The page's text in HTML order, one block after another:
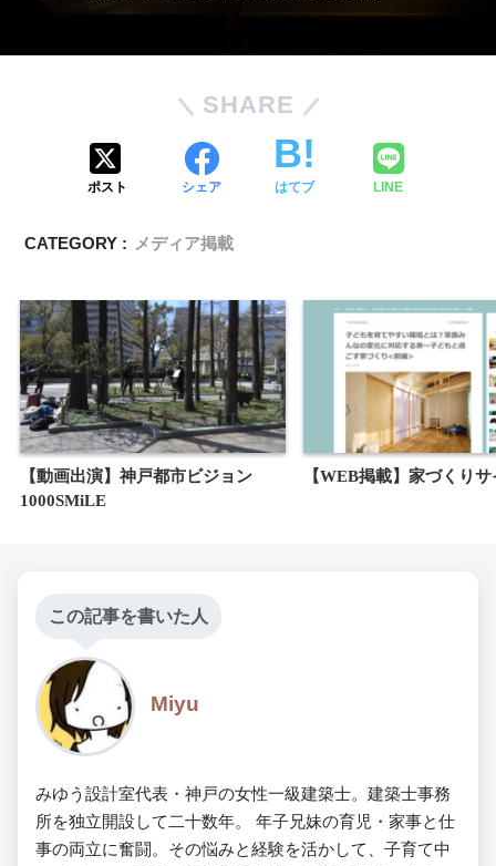
SHARE
ポスト シェア はてブ LINE
CATEGORY : メディア掲載
【動画出演】神戸都市ビジョン
1000SMiLE
【WEB掲載】家づくり
この記事を書いた人
Miyu
みゆう設計室代表・神戸の女性一級建築士。建築士事務
所を独立開設して二十数年。 年子兄妹の育児・家事と仕
事の両立に奮闘。その悩みと経験を活かして、子育て中